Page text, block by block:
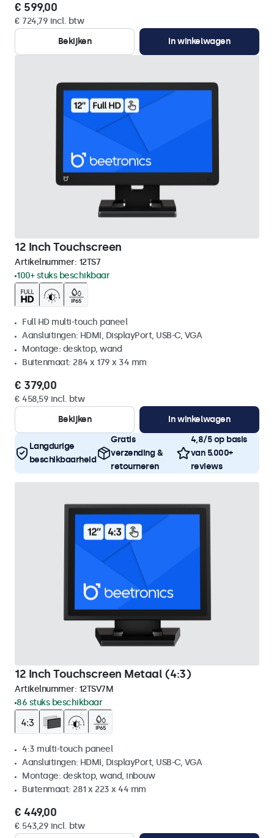
€ 599,00
€ 724,79 incl. btw
Bekijken
In winkelwagen
12 Inch Touchscreen
Artikelnummer: 12TS7
100+ stuks beschikbaar
Full HD multi-touch paneel
Aansluitingen: HDMI, DisplayPort, USB-C, VGA
Montage: desktop, wand
Buitenmaat: 284 x 179 x 34 mm
€ 379,00
€ 458,59 incl. btw
Bekijken
In winkelwagen
Langdurige
beschikbaarheid
Gratis
verzending &
retourneren
4,8/5 op basis
van 5.000+
reviews
12 Inch Touchscreen Metaal (4:3)
Artikelnummer: 12TSV7M
86 stuks beschikbaar
4:3 multi-touch paneel
Aansluitingen: HDMI, DisplayPort, USB-C, VGA
Montage: desktop, wand, inbouw
Buitenmaat: 281 x 223 x 44 mm
€ 449,00
€ 543,29 incl. btw